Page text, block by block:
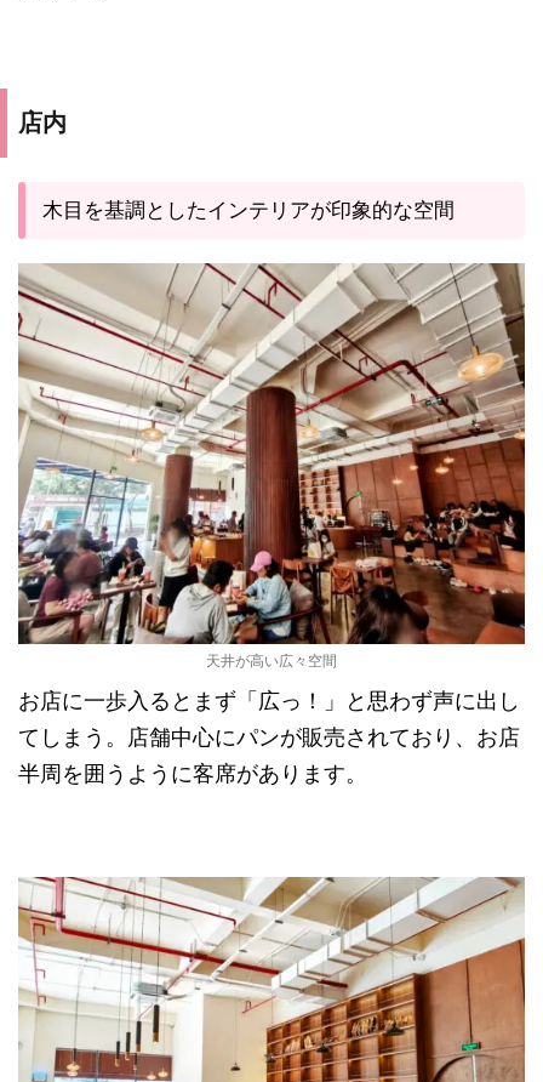
店内
木目を基調としたインテリアが印象的な空間
天井が高い広々空間
お店に一歩入るとまず「広っ！」と思わず声に出し
てしまう。店舗中心にパンが販売されており、お店
半周を囲うように客席があります。